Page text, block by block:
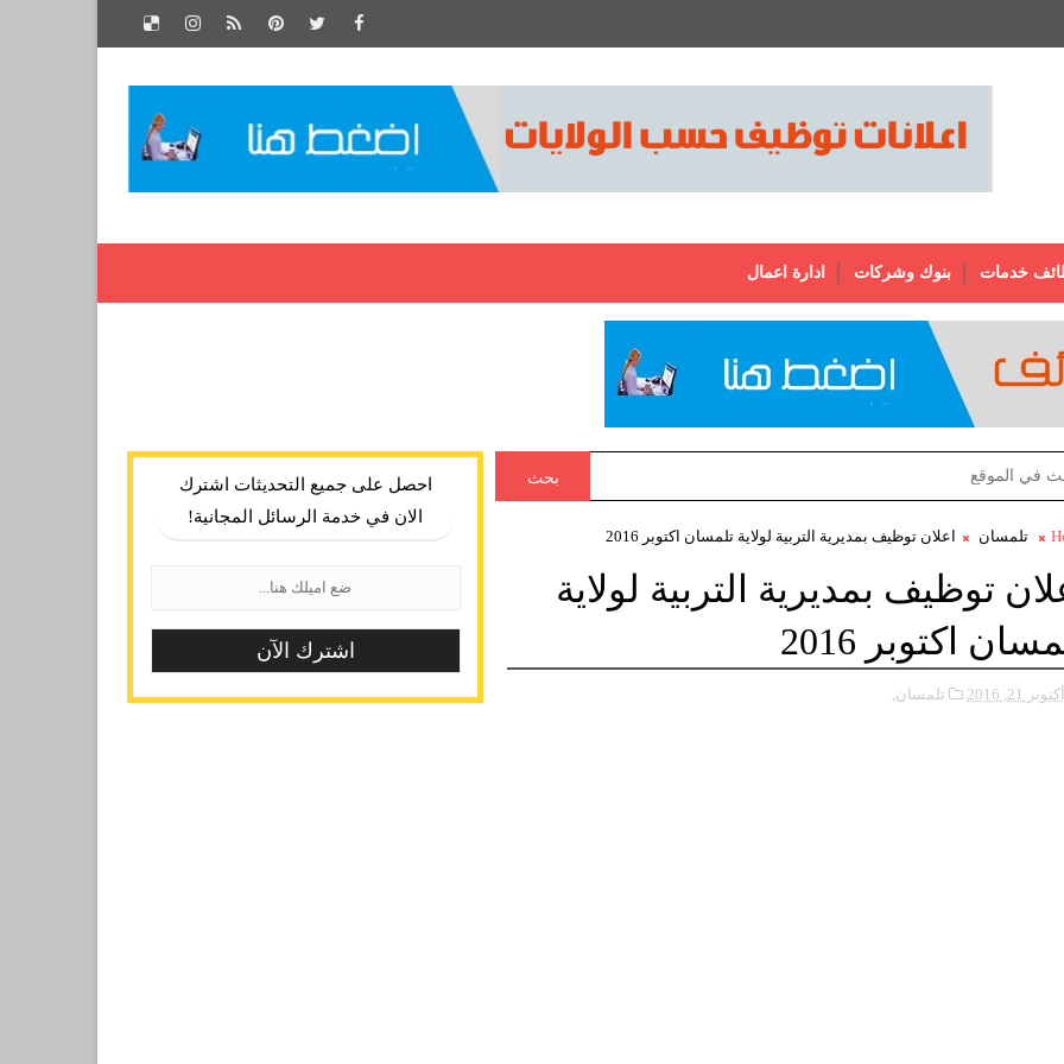
خدمات بنوك وشركات ادارة اعمال
بحث
تلمسان اعلان توظيف بمديرية التربية لولاية تلمسان اكتوبر 2016
توظيف بمديرية التربية لولاية
اكتوبر 2016
أكتوبر 21, 2016 تلمسان,
احصل على جميع التحديثات اشترك
الان في خدمة الرسائل المجانية!